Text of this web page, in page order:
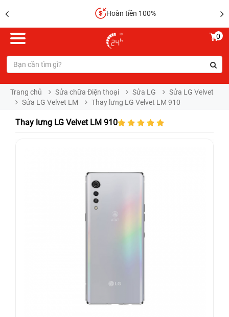
Hoàn tiền 100%
0
Trang chủ Sửa chữa Điện thoại Sửa LG
Sửa LG Velvet
Sửa LG Velvet LM
Thay lưng LG Velvet LM 910
Thay lưng LG Velvet LM 910